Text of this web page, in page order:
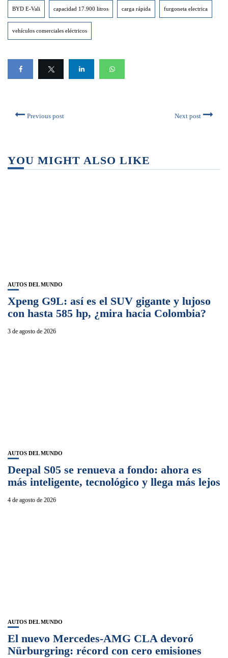
BYD E-Vali capacidad 17.900 litros carga rápida furgoneta electrica
vehículos comerciales eléctricos
Previous post Next post
YOU MIGHT ALSO LIKE
AUTOS DEL MUNDO
Xpeng G9L: así es el SUV gigante y lujoso
con hasta 585 hp, ¿mira hacia Colombia?
3 de agosto de 2026
AUTOS DEL MUNDO
Deepal S05 se renueva a fondo: ahora es
más inteligente, tecnológico y llega más lejos
4 de agosto de 2026
AUTOS DEL MUNDO
El nuevo Mercedes-AMG CLA devoró
Nürburgring: récord con cero emisiones